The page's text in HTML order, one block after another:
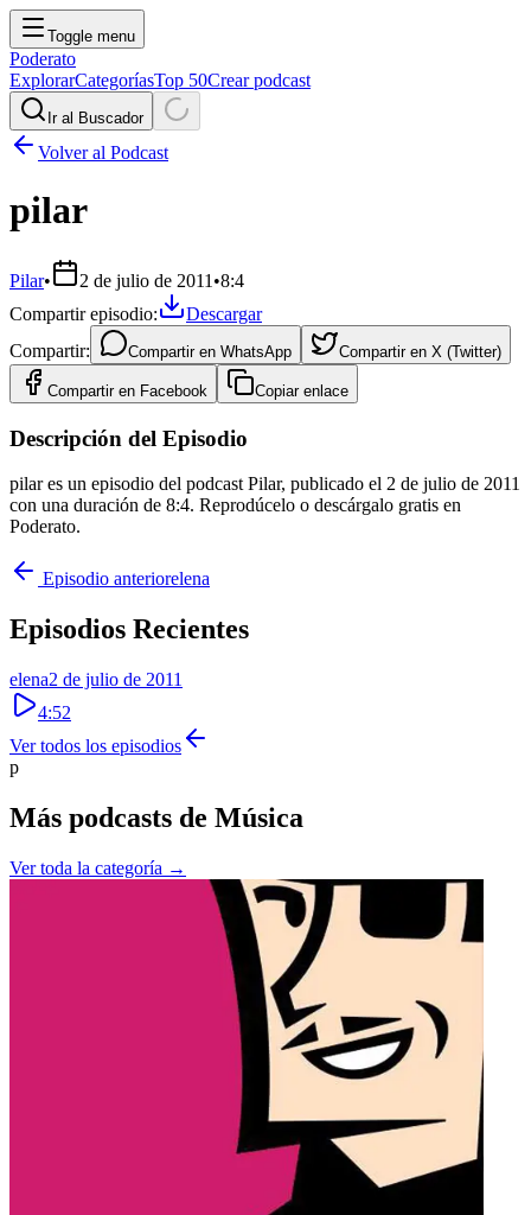
Toggle menu
Poderato
ExplorarCategoríasTop 50Crear podcast
Ir al Buscador
Volver al Podcast
pilar
Pilar• 2 de julio de 2011 •8:4
Compartir episodio:
Descargar
Compartir:
Compartir en WhatsApp Compartir en X (Twitter)
Compartir en Facebook Copiar enlace
Descripción del Episodio
pilar es un episodio del podcast Pilar, publicado el 2 de julio de 2011
con una duración de 8:4. Reprodúcelo o descárgalo gratis en
Poderato.
Episodio anteriorelena
Episodios Recientes
elena2 de julio de 2011
4:52
Ver todos los episodios
p
Más podcasts de Música
Ver toda la categoría →